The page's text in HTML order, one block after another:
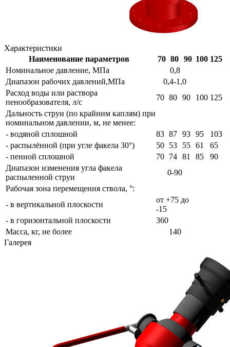
Характеристики
Наименование параметров
70 80 90 100 125
Номинальное давление, МПа
0,8
Диапазон рабочих давлений,МПа
0,4-1,0
Расход воды или раствора
пенообразователя, л/с
70 80 90 100 125
Дальность струи (по крайним каплям) при
номинальном давлении, м, не менее:
- водяной сплошной
83 87 93 95
103
- распылённой (при угле факела 30°)
50 53 55 61
65
- пенной сплошной
70 74 81 85
90
Диапазон изменения угла факела
распыленной струи
0-90
Рабочая зона перемещения ствола, °:
- в вертикальной плоскости
от +75 до
-15
- в горизонтальной плоскости
360
Масса, кг, не более
140
Галерея